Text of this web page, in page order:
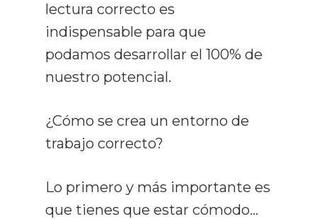
lectura correcto es
indispensable para que
podamos desarrollar el 100% de
nuestro potencial.
¿Cómo se crea un entorno de
trabajo correcto?
Lo primero y más importante es
que tienes que estar cómodo…